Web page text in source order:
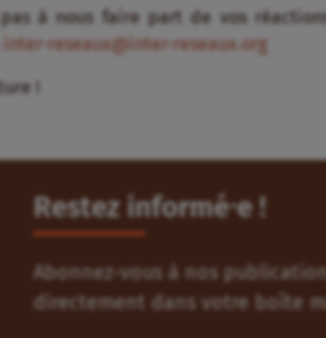
pas à nous faire part de vos
inter-reseaux@inter-reseaux.org
!
Restez informé⸱e !
Abonnez-vous à nos
directement dans votre boîte